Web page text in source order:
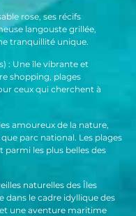
rose, ses récifs
langouste grillée,
tranquillité unique.
: Une île vibrante et
shopping, plages
ceux qui cherchent à
amoureux de la nature,
parc national. Les plages
les plus belles des
naturelles des Îles
dans le cadre idyllique des
une aventure maritime